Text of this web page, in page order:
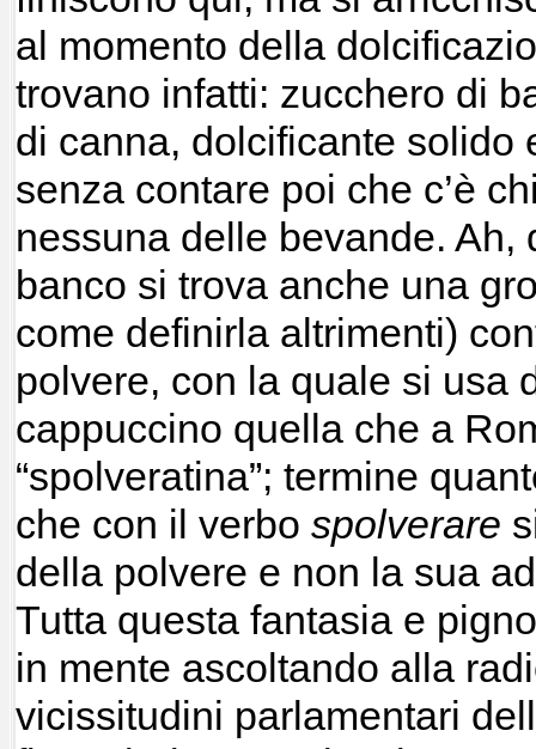
al momento della
trovano infatti: zucchero di
di canna, dolcificante solido
senza contare poi che c’è
nessuna delle bevande. Ah,
banco si trova anche una
come definirla altrimenti)
polvere, con la quale si usa
cappuccino quella che a
“spolveratina”; termine
che con il verbo spolverare
della polvere e non la sua
Tutta questa fantasia e
in mente ascoltando alla
vicissitudini parlamentari